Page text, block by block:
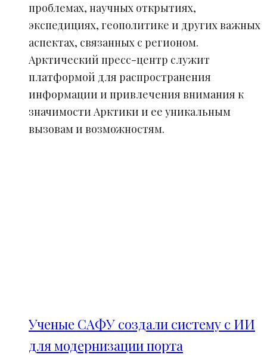
проблемах, научных открытиях,
экспедициях, геополитике и других важных
аспектах, связанных с регионом.
Арктический пресс-центр служит
платформой для распространения
информации и привлечения внимания к
значимости Арктики и ее уникальным
вызовам и возможностям.
Ученые САФУ создали систему с ИИ
для модернизации порта